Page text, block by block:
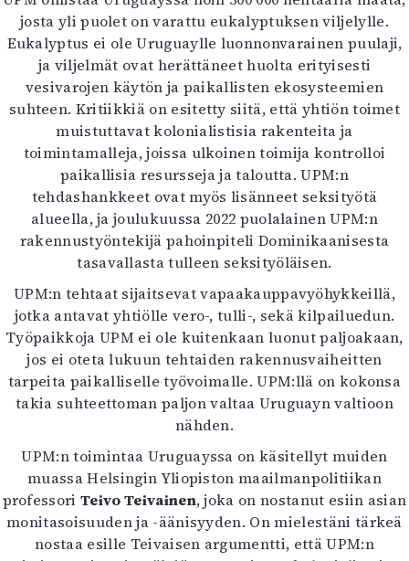
josta yli puolet on varattu eukalyptuksen viljelylle.
Eukalyptus ei ole Uruguaylle luonnonvarainen puulaji,
ja viljelmät ovat herättäneet huolta erityisesti
vesivarojen käytön ja paikallisten ekosysteemien
suhteen. Kritiikkiä on esitetty siitä, että yhtiön toimet
muistuttavat kolonialistisia rakenteita ja
toimintamalleja, joissa ulkoinen toimija kontrolloi
paikallisia resursseja ja taloutta. UPM:n
tehdashankkeet ovat myös lisänneet seksityötä
alueella, ja joulukuussa 2022 puolalainen UPM:n
rakennustyöntekijä pahoinpiteli Dominikaanisesta
tasavallasta tulleen seksityöläisen.
UPM:n tehtaat sijaitsevat vapaakauppavyöhykkeillä,
jotka antavat yhtiölle vero-, tulli-, sekä kilpailuedun.
Työpaikkoja UPM ei ole kuitenkaan luonut paljoakaan,
jos ei oteta lukuun tehtaiden rakennusvaiheitten
tarpeita paikalliselle työvoimalle. UPM:llä on kokonsa
takia suhteettoman paljon valtaa Uruguayn valtioon
nähden.
UPM:n toimintaa Uruguayssa on käsitellyt muiden
muassa Helsingin Yliopiston maailmanpolitiikan
professoriTeivo Teivainen, joka on nostanut esiin asian
monitasoisuuden ja -äänisyyden. On mielestäni tärkeä
nostaa esille Teivaisen argumentti, että UPM:n